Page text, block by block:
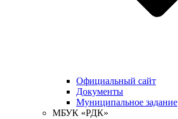
Официальный сайт
Документы
Муниципальное задание
МБУК «РДК»